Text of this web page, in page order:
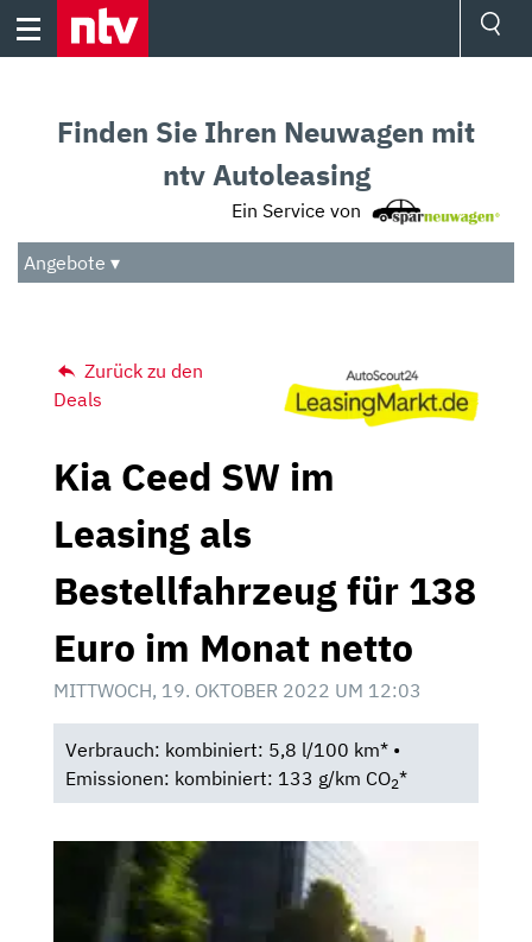
Skip
Audio
Das Beste
Finden Sie Ihren Neuwagen mit
ntv Autoleasing
Ein Service von
Angebote ▾
Zurück zu den
Deals
Kia Ceed SW im
Leasing als
Bestellfahrzeug für 138
Euro im Monat netto
MITTWOCH, 19. OKTOBER 2022 UM 12:03
Verbrauch: kombiniert: 5,8 l/100 km* •
Emissionen: kombiniert: 133 g/km CO2*